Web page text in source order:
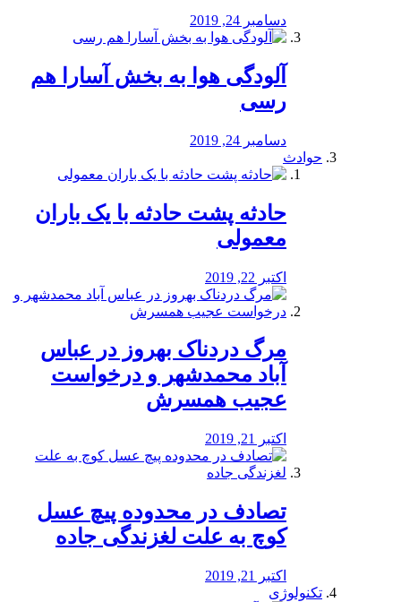
دسامبر 24, 2019
آلودگی هوا به بخش آسارا هم
رسی
دسامبر 24, 2019
حوادث
️حادثه پشت حادثه با یک باران
معمولی
اکتبر 22, 2019
مرگ دردناک بهروز در عباس
آباد محمدشهر و درخواست
عجیب همسرش
اکتبر 21, 2019
تصادف در محدوده پیچ عسل
کوچ به علت لغزندگی جاده
اکتبر 21, 2019
تکنولوژی